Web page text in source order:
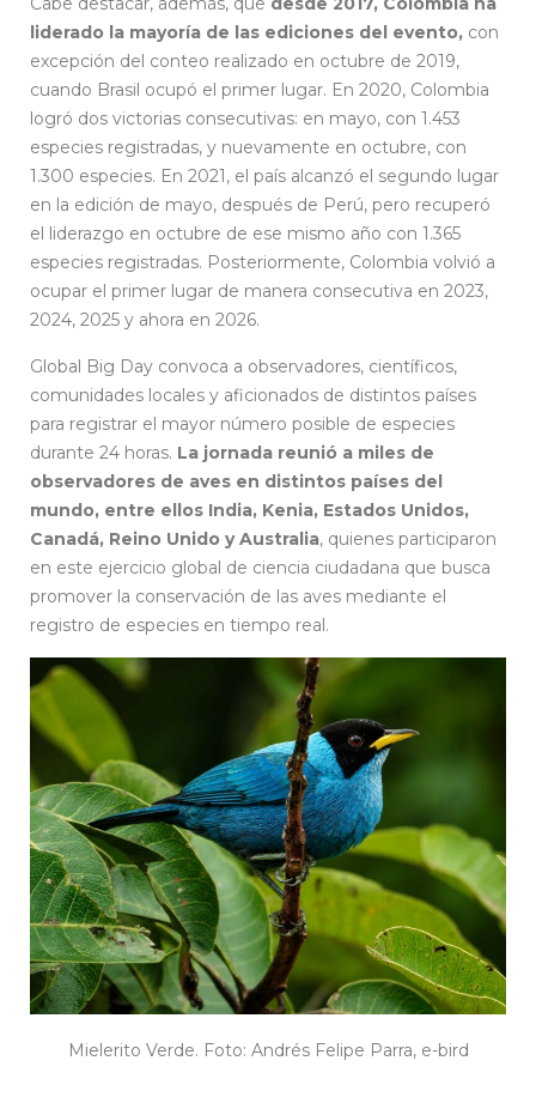
liderado la mayoría de las ediciones del evento, con
excepción del conteo realizado en octubre de 2019,
cuando Brasil ocupó el primer lugar. En 2020, Colombia
logró dos victorias consecutivas: en mayo, con 1.453
especies registradas, y nuevamente en octubre, con
1.300 especies. En 2021, el país alcanzó el segundo lugar
en la edición de mayo, después de Perú, pero recuperó
el liderazgo en octubre de ese mismo año con 1.365
especies registradas. Posteriormente, Colombia volvió a
ocupar el primer lugar de manera consecutiva en 2023,
2024, 2025 y ahora en 2026.
Global Big Day convoca a observadores, científicos,
comunidades locales y aficionados de distintos países
para registrar el mayor número posible de especies
durante 24 horas. La jornada reunió a miles de
observadores de aves en distintos países del
mundo, entre ellos India, Kenia, Estados Unidos,
Canadá, Reino Unido y Australia, quienes participaron
en este ejercicio global de ciencia ciudadana que busca
promover la conservación de las aves mediante el
registro de especies en tiempo real.
Mielerito Verde. Foto: Andrés Felipe Parra, e-bird